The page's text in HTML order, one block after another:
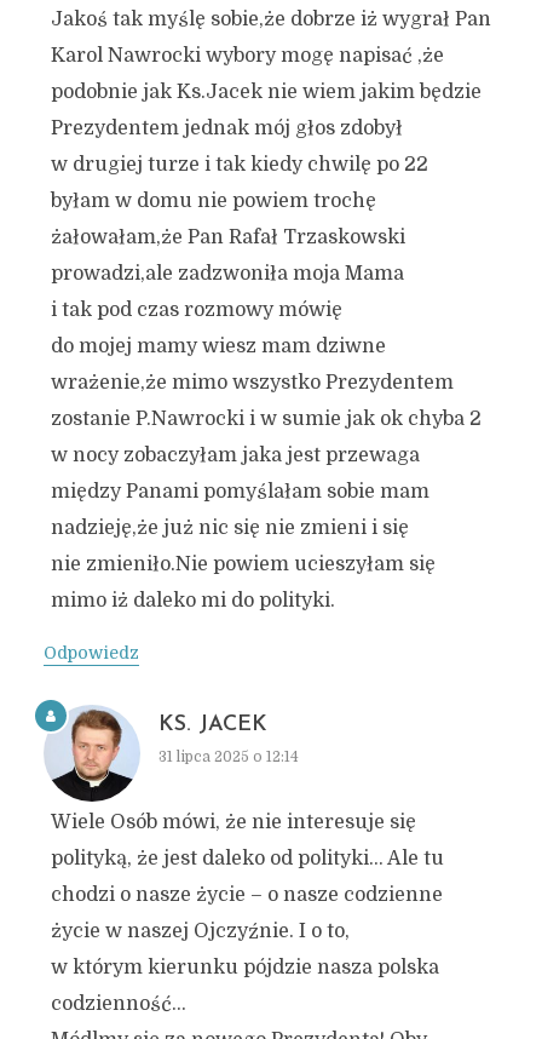
Jakoś tak myślę sobie,że dobrze iż wygrał Pan
Karol Nawrocki wybory mogę napisać ,że
podobnie jak Ks.Jacek nie wiem jakim będzie
Prezydentem jednak mój głos zdobył
w drugiej turze i tak kiedy chwilę po 22
byłam w domu nie powiem trochę
żałowałam,że Pan Rafał Trzaskowski
prowadzi,ale zadzwoniła moja Mama
i tak pod czas rozmowy mówię
do mojej mamy wiesz mam dziwne
wrażenie,że mimo wszystko Prezydentem
zostanie P.Nawrocki i w sumie jak ok chyba 2
w nocy zobaczyłam jaka jest przewaga
między Panami pomyślałam sobie mam
nadzieję,że już nic się nie zmieni i się
nie zmieniło.Nie powiem ucieszyłam się
mimo iż daleko mi do polityki.
Odpowiedz
KS. JACEK
31 lipca 2025 o 12:14
Wiele Osób mówi, że nie interesuje się
polityką, że jest daleko od polityki… Ale tu
chodzi o nasze życie – o nasze codzienne
życie w naszej Ojczyźnie. I o to,
w którym kierunku pójdzie nasza polska
codzienność…